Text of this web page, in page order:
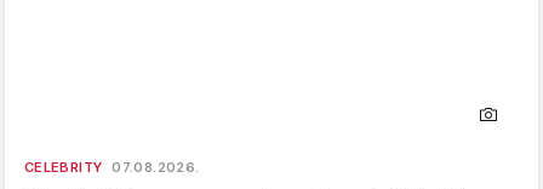
CELEBRITY 07.08.2026.